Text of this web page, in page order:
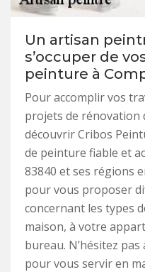
Un artisan
s’occuper de
peinture à
Pour accomplir vos
projets de rénovation
découvrir Cribos
de peinture fiable et
83840 et ses régions
pour vous proposer
concernant les types
maison, à votre
bureau. N’hésitez
pour vous servir en